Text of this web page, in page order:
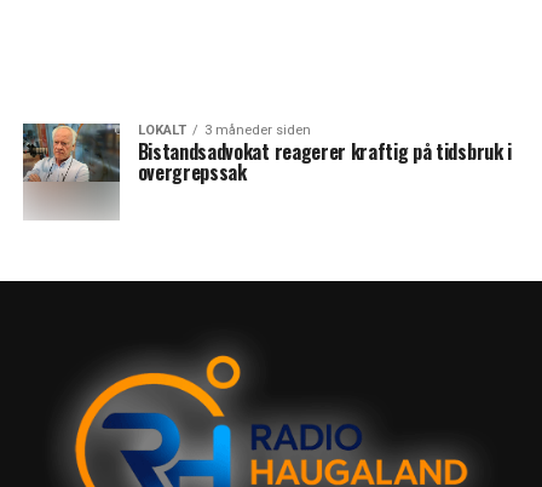
LOKALT 3 måneder siden
Bistandsadvokat reagerer kraftig på tidsbruk i
overgrepssak